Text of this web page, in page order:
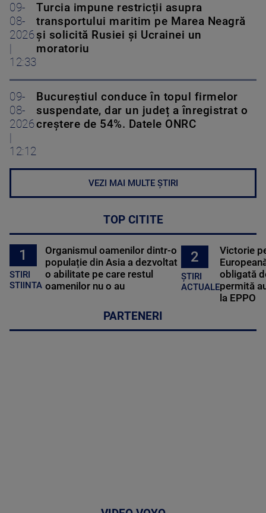
09-
08-
2026
12:33
Turcia impune restricții asupra
transportului maritim pe Marea Neagră
și solicită Rusiei și Ucrainei un
moratoriu
09-
08-
2026
12:12
Bucureștiul conduce în topul firmelor
suspendate, dar un județ a înregistrat o
creștere de 54%. Datele ONRC
VEZI MAI MULTE ȘTIRI
TOP CITITE
1
STIRI
STIINTA
Organismul oamenilor dintr-o
populație din Asia a dezvoltat
o abilitate pe care restul
oamenilor nu o au
2
ȘTIRI
ACTUALE
Victorie
obligată
permită
la EPPO
PARTENERI